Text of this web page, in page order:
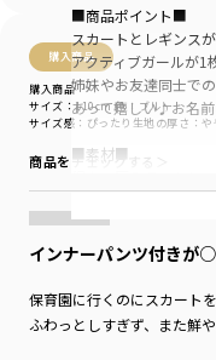
購入商品
購入商品
サイズ感 ：ぴったり 生地の厚さ ：
サイズ：110cm色：ブルー
商品をチェックする＞
インナーパンツ付きが○
保育園に行くのにスカート
ふわっとしすぎず、また鮮
■商品ポイント■
スカートとレギンス
アクティブガールが1
姉妹やお友達同士で
あって嬉しい♪お名
■素材■
季節を問わずオール
■DRCbranshesとは
Daily…毎日
Relax…力を抜いて、
Comfortable…気持ち
着心地の良い服を、